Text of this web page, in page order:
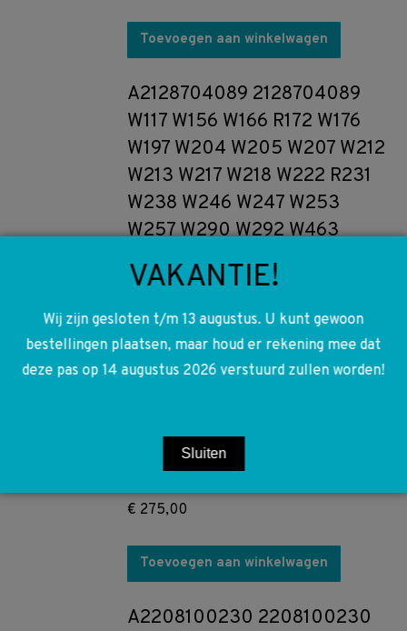
Toevoegen aan winkelwagen
A2128704089 2128704089
W117 W156 W166 R172 W176
W197 W204 W205 W207 W212
W213 W217 W218 W222 R231
W238 W246 W247 W253
W257 W290 W292 W463
W906 GPS Splitter Weiche
35,00
Toevoegen aan winkelwagen
stationair ELR relais W124
W463 300D
€ 275,00
Toevoegen aan winkelwagen
A2208100230 2208100230
VAKANTIE!
Wij zijn gesloten t/m 13 augustus. U kunt gewoon
bestellingen plaatsen, maar houd er rekening mee dat
deze pas op 14 augustus 2026 verstuurd zullen worden!
Sluiten